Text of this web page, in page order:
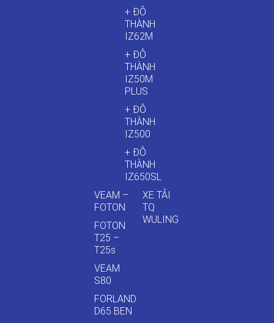
+ ĐÔ
THÀNH
IZ62M
+ ĐÔ
THÀNH
IZ50M
PLUS
+ ĐÔ
THÀNH
IZ500
+ ĐÔ
THÀNH
IZ650SL
VEAM –
FOTON
FOTON
T25 –
T25s
VEAM
S80
FORLAND
D65 BEN
XE TẢI
TQ
WULING